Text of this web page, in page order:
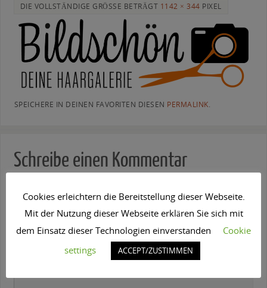
DIE VOLLSTÄNDIGE GRÖSSE BETRÄGT 1142 × 344 PIXEL
SPEICHERE IN DEINEN FAVORITEN DIESEN PERMALINK.
Schreibe einen Kommentar
mit*markiert
Cookies erleichtern die Bereitstellung dieser Webseite.
Mit der Nutzung dieser Webseite erklären Sie sich mit
dem Einsatz dieser Technologien einverstanden
Cookie
settings
ACCEPT/ZUSTIMMEN